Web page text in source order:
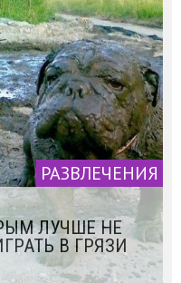
РАЗВЛЕЧЕНИЯ
ЛУЧШЕ НЕ
В ГРЯЗИ